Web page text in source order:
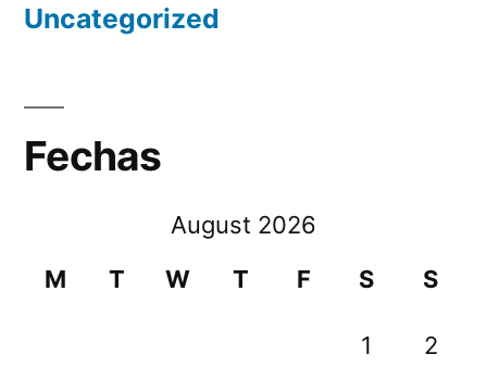
Uncategorized
Fechas
August 2026
M
T W T F S S
1 2